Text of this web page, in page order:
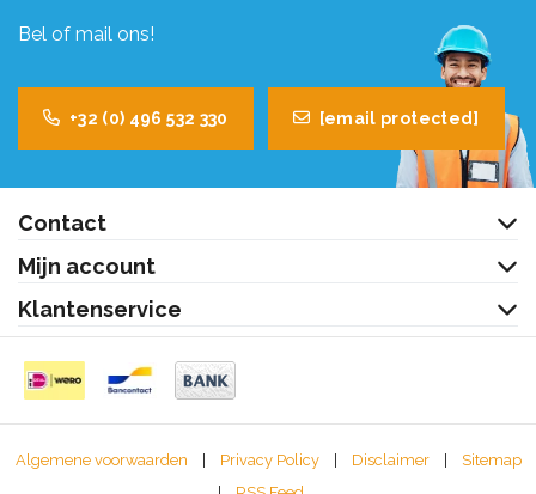
Bel of mail ons!
+32 (0) 496 532 330 [email protected]
Contact
Mijn account
Klantenservice
Algemene voorwaarden | Privacy Policy | Disclaimer |
Sitemap